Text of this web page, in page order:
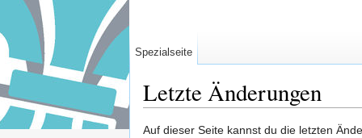
Letzte Änderungen
Auf dieser Seite kannst du die letzten
Spezialseite